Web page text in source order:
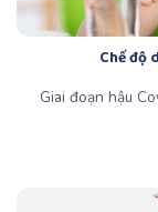
Chế độ
Giai đoạn hậu